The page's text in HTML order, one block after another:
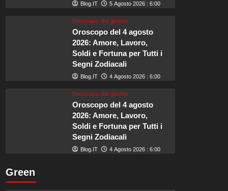
Blog.IT 5 Agosto 2026 : 6:00
Oroscopo del giorno
Oroscopo del 4 agosto
2026: Amore, Lavoro,
Soldi e Fortuna per Tutti i
Segni Zodiacali
Blog.IT 4 Agosto 2026 : 6:00
Oroscopo del giorno
Oroscopo del 4 agosto
2026: Amore, Lavoro,
Soldi e Fortuna per Tutti i
Segni Zodiacali
Blog.IT 4 Agosto 2026 : 6:00
Green